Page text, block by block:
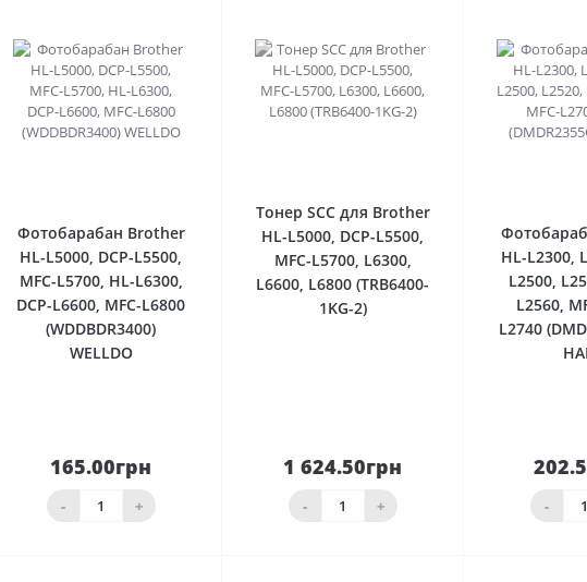
Фотобарабан Brother
HL-L5000, DCP-L5500,
MFC-L5700, HL-L6300,
DCP-L6600, MFC-L6800
(WDDBDR3400)
WELLDO
165.00грн
- +
До
кошика
Тонер SCC для Brother
HL-L5000, DCP-L5500,
MFC-L5700, L6300,
L6600, L6800 (TRB6400-
1KG-2)
1 624.50грн
- +
товар закінчився
HL-L2300,
L2500,
L2560,
L2740
-